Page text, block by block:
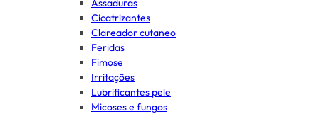
Assaduras
Cicatrizantes
Clareador cutaneo
Feridas
Fimose
Irritações
Lubrificantes pele
Micoses e fungos